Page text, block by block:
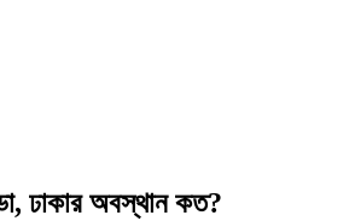
ঢাকার অবস্থান কত?